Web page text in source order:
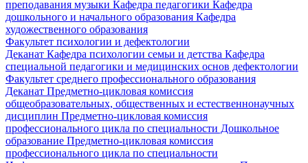
преподавания музыки Кафедра педагогики Кафедра
дошкольного и начального образования Кафедра
художественного образования
Факультет психологии и дефектологии
Деканат Кафедра психологии семьи и детства Кафедра
специальной педагогики и медицинских основ дефектологии
Факультет среднего профессионального образования
Деканат Предметно-цикловая комиссия
общеобразовательных, общественных и естественнонаучных
дисциплин Предметно-цикловая комиссия
профессионального цикла по специальности Дошкольное
образование Предметно-цикловая комиссия
профессионального цикла по специальности